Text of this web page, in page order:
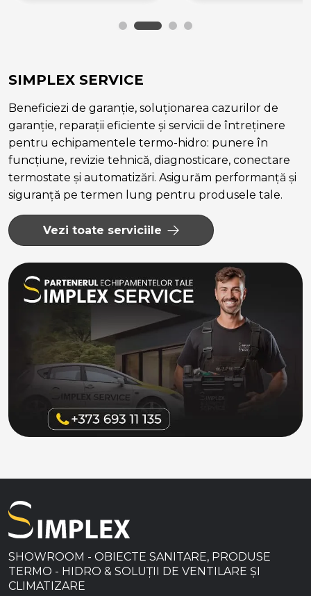
SIMPLEX SERVICE
Beneficiezi de garanție, soluționarea cazurilor de
garanție, reparații eficiente și servicii de întreținere
pentru echipamentele termo-hidro: punere în
funcțiune, revizie tehnică, diagnosticare, conectare
termostate și automatizări. Asigurăm performanță și
siguranță pe termen lung pentru produsele tale.
Vezi toate serviciile
SHOWROOM - OBIECTE SANITARE, PRODUSE
TERMO - HIDRO & SOLUȚII DE VENTILARE ȘI
CLIMATIZARE